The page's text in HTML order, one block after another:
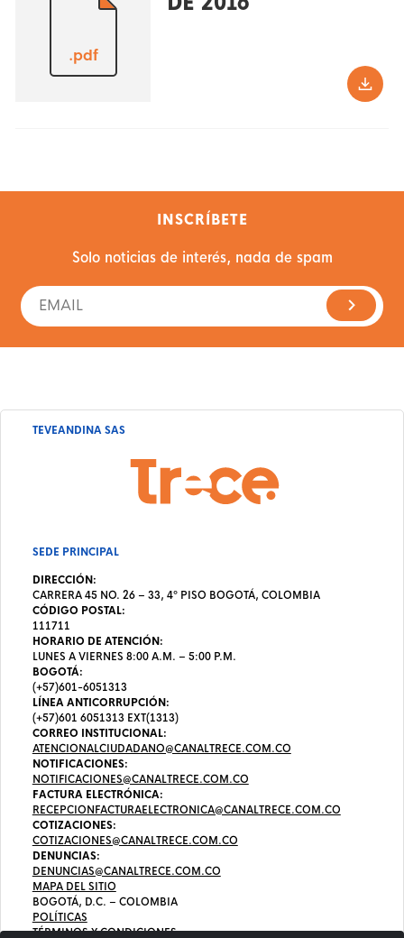
.pdf
INSCRÍBETE
Solo noticias de interés, nada de spam
TEVEANDINA SAS
SEDE PRINCIPAL
DIRECCIÓN:
CARRERA 45 NO. 26 – 33, 4º PISO BOGOTÁ, COLOMBIA
CÓDIGO POSTAL:
111711
HORARIO DE ATENCIÓN:
LUNES A VIERNES 8:00 A.M. – 5:00 P.M.
BOGOTÁ:
(+57)601-6051313
LÍNEA ANTICORRUPCIÓN:
(+57)601 6051313 EXT(1313)
CORREO INSTITUCIONAL:
ATENCIONALCIUDADANO@CANALTRECE.COM.CO
NOTIFICACIONES:
NOTIFICACIONES@CANALTRECE.COM.CO
FACTURA ELECTRÓNICA:
RECEPCIONFACTURAELECTRONICA@CANALTRECE.COM.CO
COTIZACIONES:
COTIZACIONES@CANALTRECE.COM.CO
DENUNCIAS:
DENUNCIAS@CANALTRECE.COM.CO
MAPA DEL SITIO
BOGOTÁ, D.C. – COLOMBIA
POLÍTICAS
TÉRMINOS Y CONDICIONES